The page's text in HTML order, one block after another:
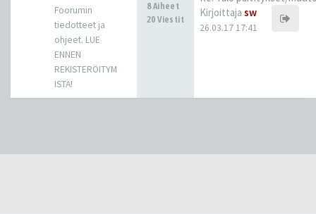
Foorumin
tiedotteet ja
ohjeet. LUE
ENNEN
REKISTERÖITYM
ISTÄ!
8 Aiheet
20 Viestit
Kirjoittaja sw
26.03.17 17:41